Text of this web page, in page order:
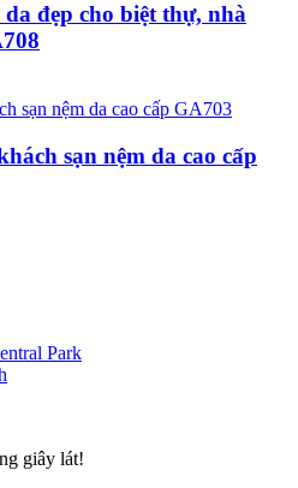
đẹp cho biệt thự, nhà
sạn nệm da cao cấp
giây lát!